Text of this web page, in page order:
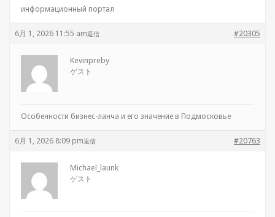
информационный портал
6月 1, 2026 11:55 am #20305
返信
Kevinpreby
ゲスト
Особенности бизнес-ланча и его значение в Подмосковье
6月 1, 2026 8:09 pm #20763
返信
Michael_launk
ゲスト